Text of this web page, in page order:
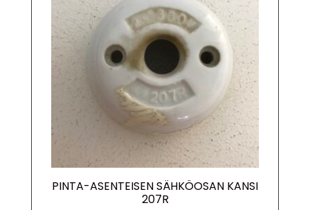
PINTA-ASENTEISEN SÄHKÖOSAN KANSI
207R